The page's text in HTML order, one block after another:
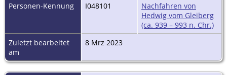
Personen-Kennung
I048101
Nachfahren von
Hedwig vom Gleiberg
(ca. 939 – 993 n. Chr.)
Zuletzt bearbeitet
am
8 Mrz 2023